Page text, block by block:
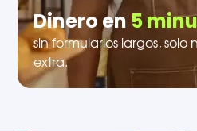
Dinero en 5
sin formularios largos, solo
extra.